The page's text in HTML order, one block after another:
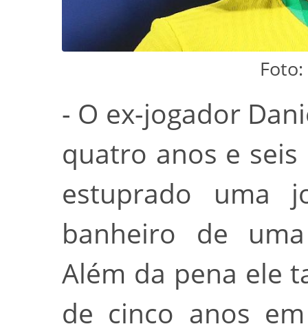
- O ex-jogador
quatro anos e
estuprado uma
banheiro de
Além da pena ele
de cinco anos